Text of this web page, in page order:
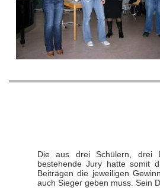
Die aus drei Schülern, drei
bestehende Jury hatte somit
Beiträgen die jeweiligen
auch Sieger geben muss. Sein